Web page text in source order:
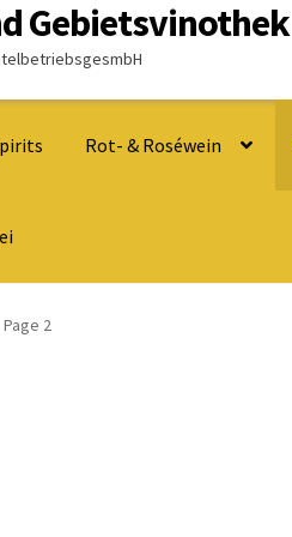
Gebietsvinothek
Rot- & Roséwein
Page 2